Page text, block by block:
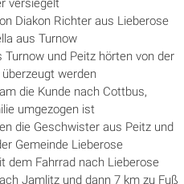
versiegelt
Diakon Richter aus Lieberose
aus Turnow
und Peitz hörten von der
werden
die Kunde nach Cottbus,
umgezogen ist
die Geschwister aus Peitz und
Gemeinde Lieberose
dem Fahrrad nach Lieberose
Jamlitz und dann 7 km zu Fuß